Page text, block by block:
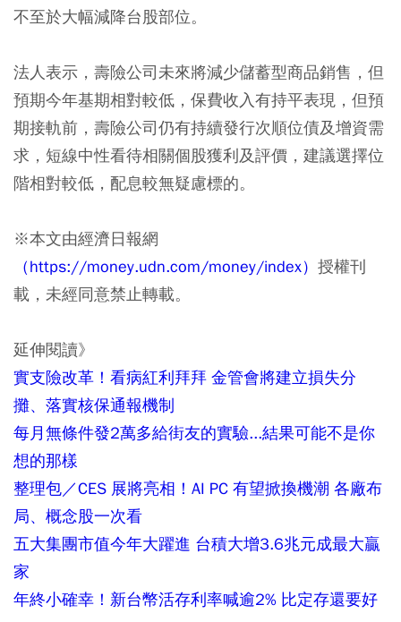
不至於大幅減降台股部位。
法人表示，壽險公司未來將減少儲蓄型商品銷售，但
預期今年基期相對較低，保費收入有持平表現，但預
期接軌前，壽險公司仍有持續發行次順位債及增資需
求，短線中性看待相關個股獲利及評價，建議選擇位
階相對較低，配息較無疑慮標的。
※本文由經濟日報網
（https://money.udn.com/money/index） 授權刊
載，未經同意禁止轉載。
延伸閱讀》
實支險改革！看病紅利拜拜 金管會將建立損失分
攤、落實核保通報機制
每月無條件發2萬多給街友的實驗...結果可能不是你
想的那樣
整理包／CES 展將亮相！AI PC 有望掀換機潮 各廠布
局、概念股一次看
五大集團市值今年大躍進 台積大增3.6兆元成最大贏
家
年終小確幸！新台幣活存利率喊逾2% 比定存還要好